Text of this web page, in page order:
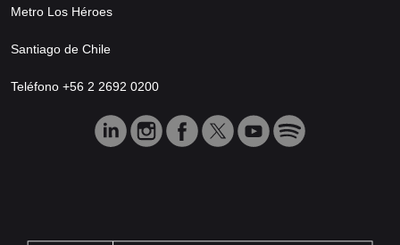
Metro Los Héroes
Santiago de Chile
Teléfono +56 2 2692 0200